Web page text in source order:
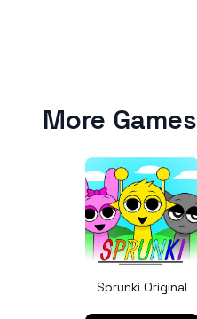
More Games
Sprunki Original